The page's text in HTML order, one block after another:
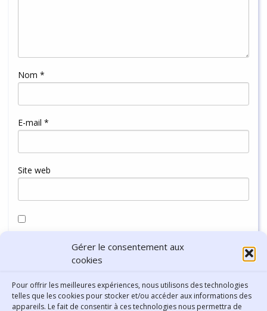
Gérer le consentement aux
cookies
Pour offrir les meilleures expériences, nous utilisons des technologies
telles que les cookies pour stocker et/ou accéder aux informations des
appareils. Le fait de consentir à ces technologies nous permettra de
Nom *
E-mail *
Site web
navigateur pour mon prochain commentaire.